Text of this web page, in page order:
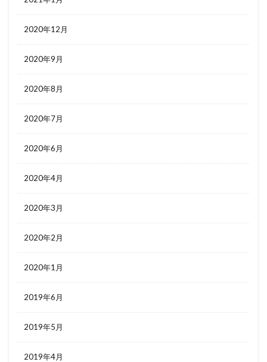
2020年12月
2020年9月
2020年8月
2020年7月
2020年6月
2020年4月
2020年3月
2020年2月
2020年1月
2019年6月
2019年5月
2019年4月